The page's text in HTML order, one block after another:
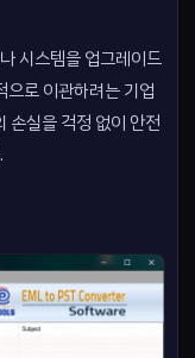
시스템을 업그레이드
로 이관하려는 기업
손실을 걱정 없이 안전